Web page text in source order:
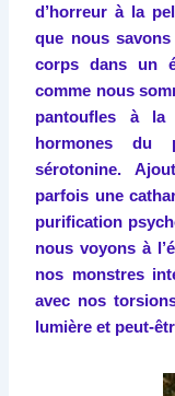
d’horreur à la
que nous
corps dans un
comme nous
pantoufles à
hormones du
sérotonine.
parfois une
purification
nous voyons à
nos monstres
avec nos
lumière et peut-